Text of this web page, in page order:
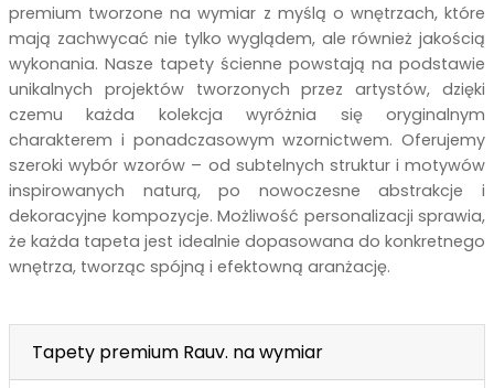
premium tworzone na wymiar z myślą o wnętrzach, które
mają zachwycać nie tylko wyglądem, ale również jakością
wykonania. Nasze tapety ścienne powstają na podstawie
unikalnych projektów tworzonych przez artystów, dzięki
czemu każda kolekcja wyróżnia się oryginalnym
charakterem i ponadczasowym wzornictwem. Oferujemy
szeroki wybór wzorów – od subtelnych struktur i motywów
inspirowanych naturą, po nowoczesne abstrakcje i
dekoracyjne kompozycje. Możliwość personalizacji sprawia,
że każda tapeta jest idealnie dopasowana do konkretnego
wnętrza, tworząc spójną i efektowną aranżację.
Tapety premium Rauv. na wymiar